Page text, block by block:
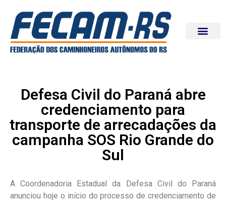
Defesa Civil do Paraná abre
credenciamento para
transporte de arrecadações da
campanha SOS Rio Grande do
Sul
A Coordenadoria Estadual da Defesa Civil do Paraná
anunciou hoje o início do processo de credenciamento de